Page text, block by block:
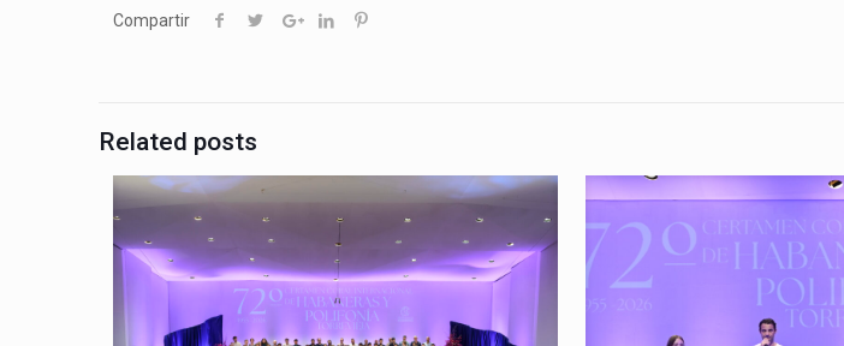
Compartir
Related posts